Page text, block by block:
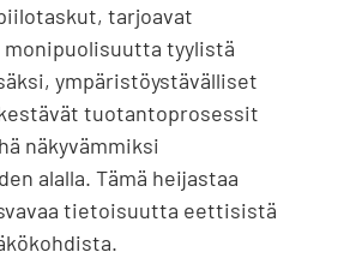
tarjoavat
tyylistä
ympäristöystävälliset
tuotantoprosessit
näkyvämmiksi
alalla. Tämä heijastaa
tietoisuutta eettisistä